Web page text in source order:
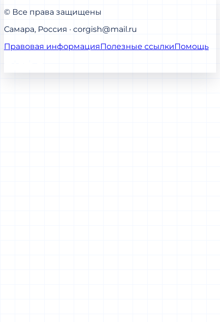
© Все права защищены
Самара, Россия · corgish@mail.ru
Правовая информацияПолезные ссылкиПомощь